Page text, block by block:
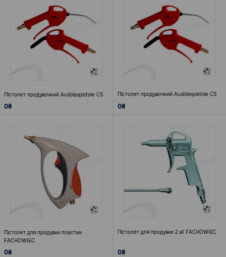
Пістолет продувочний Ausblaspistole CS
0₴
Пістолет продувочний Ausblaspistole CS
0₴
Пістолет для продувки пластик
FACHOWIEC
0₴
Пістолет для продувки 2 в1 FACHOWIEC
0₴